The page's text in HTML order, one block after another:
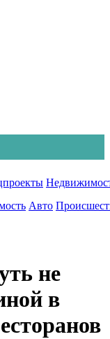
Авто
не
в